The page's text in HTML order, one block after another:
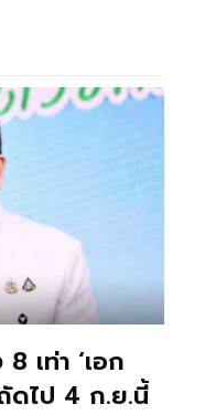
เท่า ‘เอก
ดไป 4 ก.ย.นี้